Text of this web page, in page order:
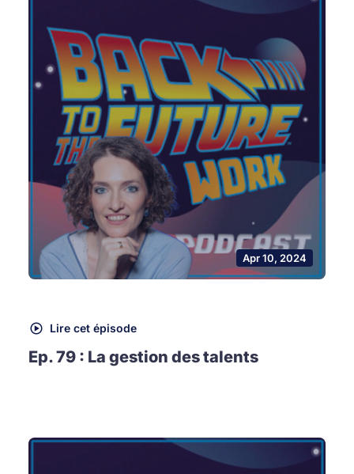
Apr 10, 2024
Lire cet épisode
Ep. 79 : La gestion des talents